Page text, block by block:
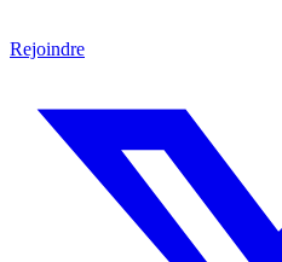
Rejoindre